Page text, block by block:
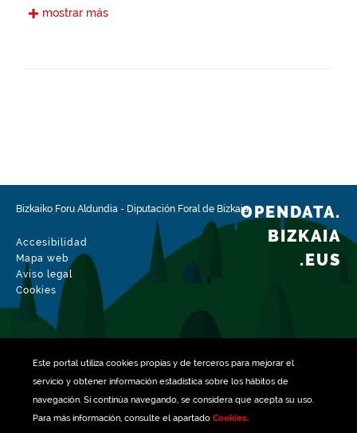
Este portal utiliza cookiespropias y de terceros para mejorar el
servicio y obtener información estadística sobre los hábitos de
navegación. Si continúa navegando, se considera que acepta su uso.
Para más información, consulte el apartado Cookies.
Castellano
Fecha de modificación del conjunto de datos
mostrar más
Bizkaiko Foru Aldundia - Diputación Foral de Bizkaia
Accesibilidad
Mapa web
Aviso legal
Cookies
OPENDATA.
BIZKAIA
.EUS